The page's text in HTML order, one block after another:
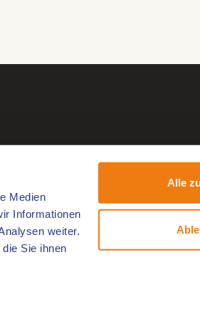
Medien
Informationen
weiter.
Sie ihnen
Alle